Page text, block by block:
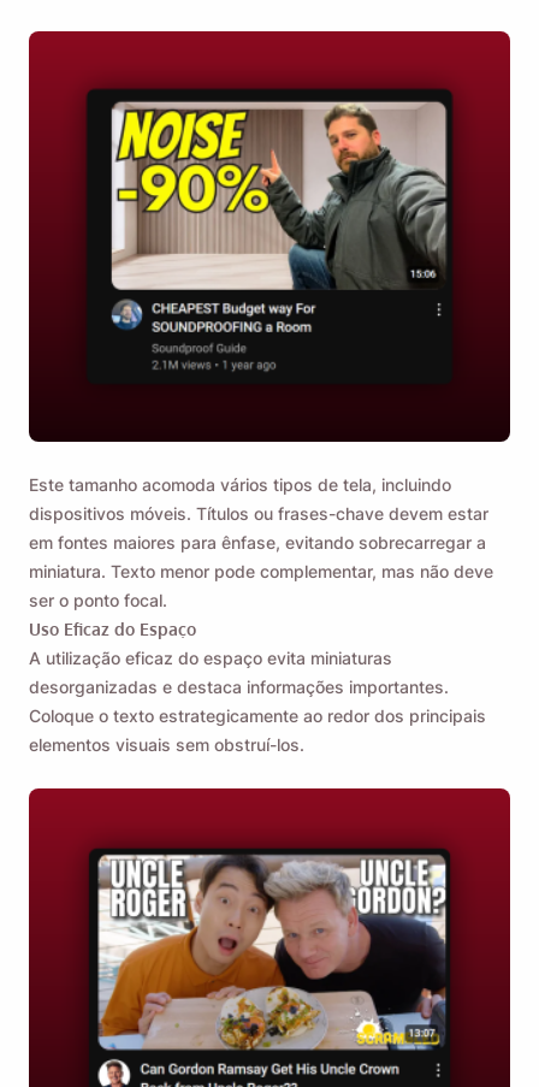
Este tamanho acomoda vários tipos de tela, incluindo
dispositivos móveis. Títulos ou frases-chave devem estar
em fontes maiores para ênfase, evitando sobrecarregar a
miniatura. Texto menor pode complementar, mas não deve
ser o ponto focal.
Uso Eficaz do Espaço
A utilização eficaz do espaço evita miniaturas
desorganizadas e destaca informações importantes.
Coloque o texto estrategicamente ao redor dos principais
elementos visuais sem obstruí-los.